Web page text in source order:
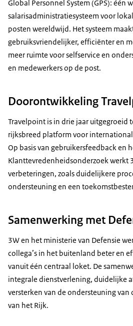
Global Personnel System (GPS): één
salarisadministratiesysteem voor
posten wereldwijd. Het systeem
gebruiksvriendelijker, efficiënter en
meer ruimte voor selfservice en
en medewerkers op de post.
Doorontwikkeling
Travelpoint is in drie jaar uitgegroeid
rijksbreed platform voor
Op basis van gebruikersfeedback en
Klanttevredenheidsonderzoek werkt
verbeteringen, zoals duidelijkere
ondersteuning en een
Samenwerking met
3W en het ministerie van Defensie
collega’s in het buitenland beter en
vanuit één centraal loket. De
integrale dienstverlening, duidelijke
versterken van de ondersteuning
van het Rijk.